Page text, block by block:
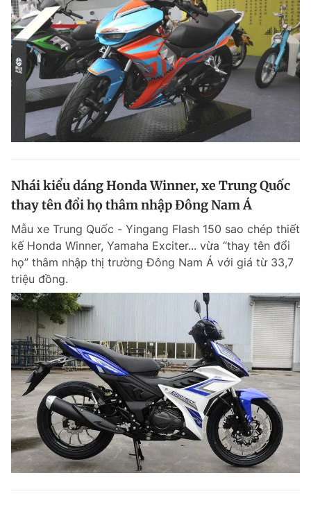
Nhái kiểu dáng Honda Winner, xe Trung Quốc
thay tên đổi họ thâm nhập Đông Nam Á
Mẫu xe Trung Quốc - Yingang Flash 150 sao chép thiết
kế Honda Winner, Yamaha Exciter... vừa “thay tên đổi
họ” thâm nhập thị trường Đông Nam Á với giá từ 33,7
triệu đồng.